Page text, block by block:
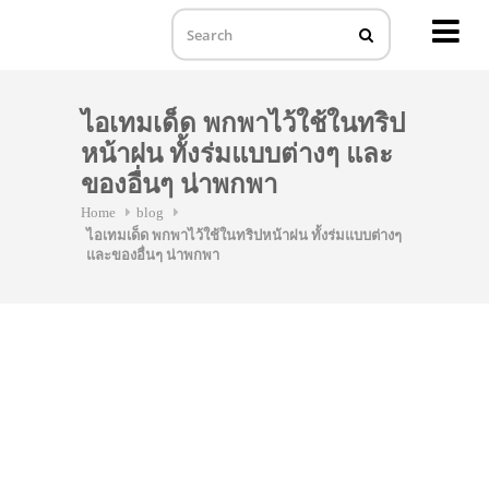
ไอเทมเด็ด พกพาไว้ใช้ในทริป
หน้าฝน ทั้งร่มแบบต่างๆ และ
ของอื่นๆ น่าพกพา
Home
blog
ไอเทมเด็ด พกพาไว้ใช้ในทริปหน้าฝน ทั้งร่มแบบต่างๆ
และของอื่นๆ น่าพกพา